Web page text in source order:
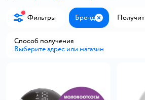
Фильтры Бренд Закрыть
Способ получения
Выберите адрес или магазин